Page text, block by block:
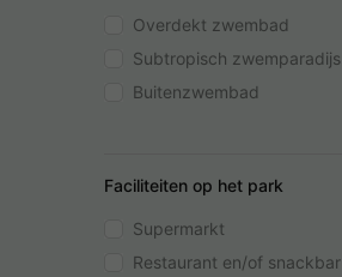
Overdekt zwembad
Subtropisch zwemparadijs
Buitenzwembad
Faciliteiten op het park
Supermarkt
Restaurant en/of snackbar